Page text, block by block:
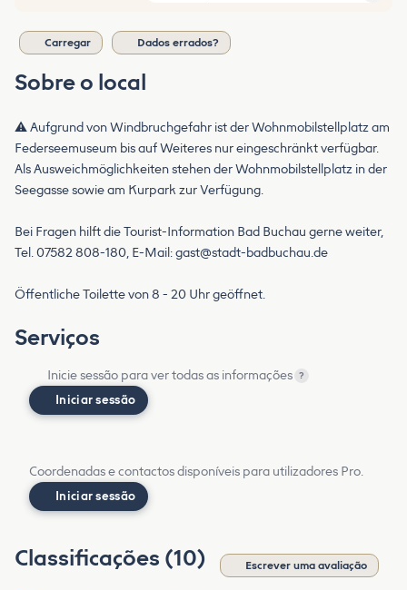
Carregar Dados errados?
Sobre o local
⚠️ Aufgrund von Windbruchgefahr ist der Wohnmobilstellplatz am
Federseemuseum bis auf Weiteres nur eingeschränkt verfügbar.
Als Ausweichmöglichkeiten stehen der Wohnmobilstellplatz in der
Seegasse sowie am Kurpark zur Verfügung.
Bei Fragen hilft die Tourist-Information Bad Buchau gerne weiter,
Tel. 07582 808-180, E-Mail:gast@stadt-badbuchau.de
Öffentliche Toilette von 8 - 20 Uhr geöffnet.
Serviços
Inicie sessão para ver todas as informações ?
Iniciar sessão
Coordenadas e contactos disponíveis para utilizadores Pro.
Iniciar sessão
Classificações (10) Escrever uma avaliação